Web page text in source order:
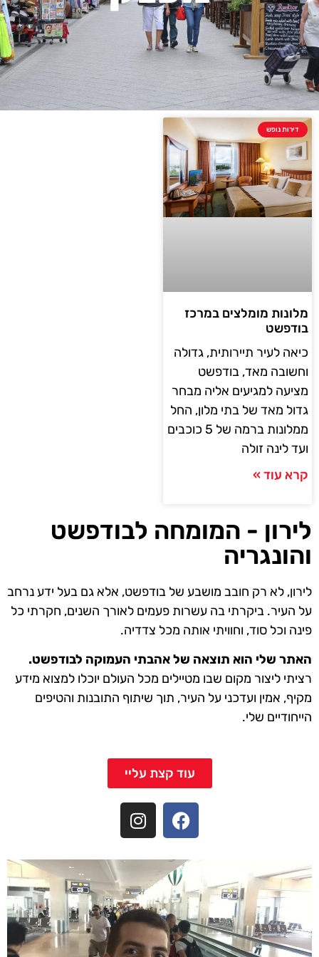
דירות נופש
מלונות מומלצים במרכז
בודפשט
כיאה לעיר תיירותית, גדולה
וחשובה מאד, בודפשט
מציעה למגיעים אליה מבחר
גדול מאד של בתי מלון, החל
ממלונות ברמה של 5 כוכבים
ועד לינה זולה
קרא עוד »
לירון - המומחה לבודפשט
והונגריה
לירון, לא רק חובב מושבע של בודפשט, אלא גם בעל ידע נרחב
על העיר. ביקרתי בה עשרות פעמים לאורך השנים, חקרתי כל
פינה וכל סוד, וחוויתי אותה מכל צדדיה.
האתר שלי הוא תוצאה של אהבתי העמוקה לבודפשט.
רציתי ליצור מקום שבו מטיילים מכל העולם יוכלו למצוא מידע
מקיף, אמין ועדכני על העיר, תוך שיתוף התובנות והטיפים
הייחודיים שלי.
עוד קצת עליי